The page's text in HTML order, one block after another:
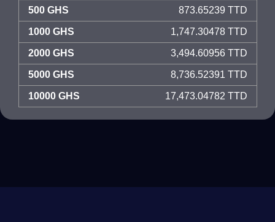
500 GHS 873.65239 TTD
1000 GHS 1,747.30478 TTD
2000 GHS 3,494.60956 TTD
5000 GHS 8,736.52391 TTD
10000 GHS 17,473.04782 TTD